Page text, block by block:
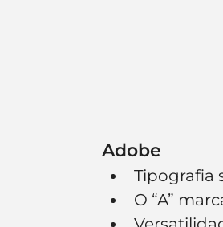
Adobe
Tipografia
O “A”